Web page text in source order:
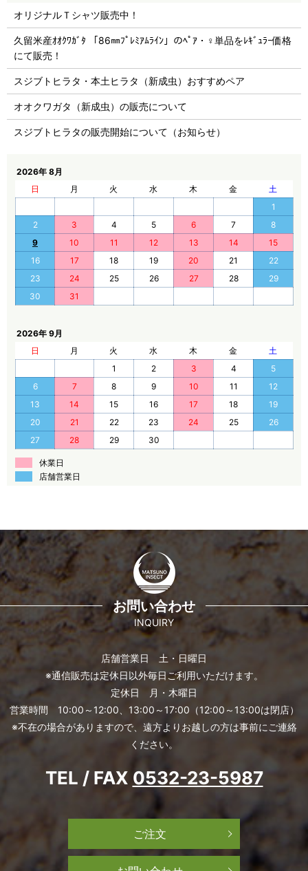
オリジナルＴシャツ販売中！
久留米産ｵｵｸﾜｶﾞﾀ 「86㎜ﾌﾟﾚﾐｱﾑﾗｲﾝ」のﾍﾟｱ・♀単品をﾚｷﾞｭﾗｰ価格
にて販売！
スジブトヒラタ・本土ヒラタ（新成虫）おすすめペア
オオクワガタ（新成虫）の販売について
スジブトヒラタの販売開始について（お知らせ）
2026年 8月
日
月 火 水 木 金
土
1
2
3 4 5 6 7
8
9
10 11 12 13 14
15
16
17 18 19 20 21
22
23
24 25 26 27 28
29
30
31
2026年 9月
日
月 火 水 木 金
土
1
2 3 4
5
6
7 8 9 10 11
12
13
14 15 16 17 18
19
20
21 22 23 24 25
26
27
28 29 30
休業日
店舗営業日
お問い合わせ
INQUIRY
店舗営業日 土・日曜日
※通信販売は定休日以外毎日ご利用いただけます。
定休日 月・木曜日
営業時間 10:00～12:00、13:00～17:00（12:00～13:00は閉店）
※不在の場合がありますので、遠方よりお越しの方は事前にご連絡
ください。
TEL / FAX 0532-23-5987
ご注文